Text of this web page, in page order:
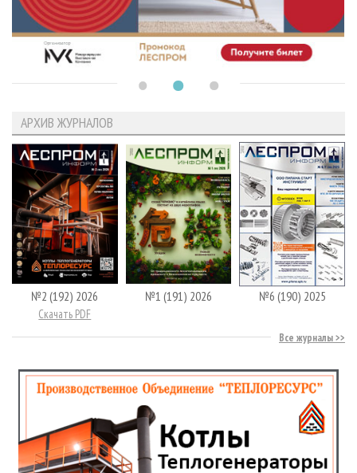
АРХИВ ЖУРНАЛОВ
№2 (192) 2026
Скачать PDF
№1 (191) 2026 №6 (190) 2025
Все журналы